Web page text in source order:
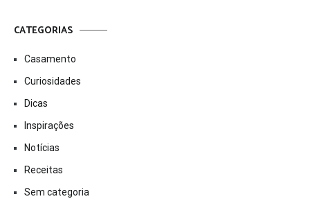
CATEGORIAS
Casamento
Curiosidades
Dicas
Inspirações
Notícias
Receitas
Sem categoria